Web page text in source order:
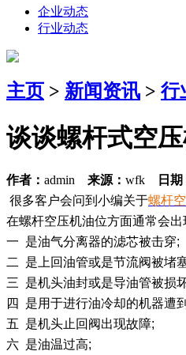
企业动态
行业动态
主页 > 新闻资讯 > 行
谈谈螺杆式空
作者： admin 来源： wfk 日期
很多客户会问到小编关于螺杆
在螺杆空压机油位方面通常会
一 是油气分离器的滤芯被击穿;
二 是上回油管或是节流阀被堵
三 是机头油封或是导油管被损
四 是用于进行油冷却的机器遭
五 是机头止回阀出现故障;
六 是油温过高;